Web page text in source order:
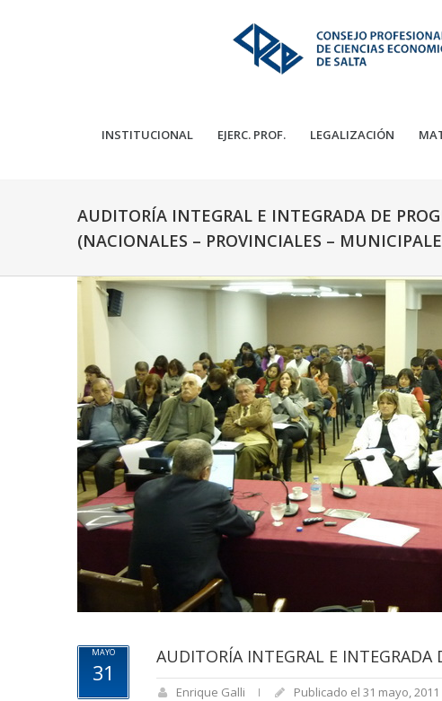
INSTITUCIONAL EJERC. PROF. LEGALIZACIÓN
AUDITORÍA INTEGRAL E INTEGRADA DE
(NACIONALES – PROVINCIALES –
MAYO
31
AUDITORÍA INTEGRAL E INTEGRADA
Enrique Galli Publicado el 31 mayo, 2011